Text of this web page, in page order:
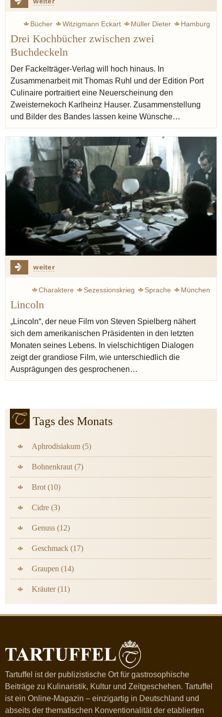
Bücher Witzigmann Eckart Müller Dieter
Hamburg
München
Rezept Ruhl Thomas
Drei Kochbücher zwischen zwei
Buchdeckeln
Der Fackelträger-Verlag will hoch hinaus. In
Zusammenarbeit mit Thomas Ruhl und der Edition Port
Culinaire portraitiert eine Neuerscheinung den
Zweisternekoch Karlheinz Hauser. Zusammenstellung
und Bilder des Bandes lassen keine Wünsche…
weiter
Charaktere Sezessionskrieg Sprache München
Lincoln
„Lincoln“, der neue Film von Steven Spielberg nähert
sich dem amerikanischen Präsidenten in den letzten
Monaten seines Lebens. In vielschichtigen Dialogen
zeigt der grandiose Film, wie unterschiedlich die
Ausprägungen des gesprochenen…
Tags des Monats
Aphrodisiakum (5)
Bohnenkraut (7)
Brot (10)
Cidre (3)
Genuss (12)
Geschmack (17)
Graupen (14)
Kräuter (11)
Tartuffel ist der publizistische Ort für gastrosophische
Beiträge zu Kulinaristik, Kultur und Zeitgeschehen. Tartuffel
ist ein Online-Magazin – einzigartig in Deutschland und
abseits der thematischen Konventionalität der etablierten